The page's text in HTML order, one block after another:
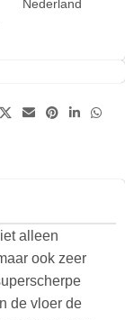
Nederland
alleen
ook zeer
de vloer de